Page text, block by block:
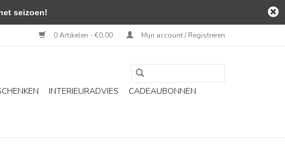
0 Artikelen - €0,00 Mijn account / Registreren
INTERIEURADVIES
CADEAUBONNEN
seizoen!